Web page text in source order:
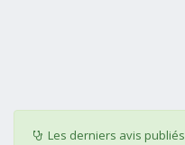
Les derniers avis publiés